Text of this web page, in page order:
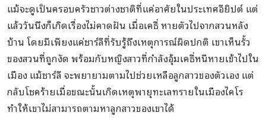
แม้จะดูเป็นครอบครัวชาวต่างชาติที่แค่อาศัยในประเทศอียิปต์ แต่
แล้ววันนึงก็เกิดเรื่องไม่คาดฝัน เมื่อเคธี่ หายตัวไปจากสวนหลัง
บ้าน โดยมีเพียงแค่ชาร์ลีที่รับรู้ถึงเหตุการณ์ผิดปกติ เขาเห็นรั้ว
ของสวนที่ถูกงัด พร้อมกับหญิงสาวที่กำลังอุ้มเคธี่หนีหายเข้าไปใน
เมือง แม้ชาร์ลี จะพยายามตามไปช่วยเหลือลูกสาวของตัวเอง แต่
กลับโชคร้ายเมื่อขณะนั้นเกิดเหตุพายุทะเลทรายในเมืองไคโร
ทำให้เขาไม่สามารถตามหาลูกสาวของเขาได้